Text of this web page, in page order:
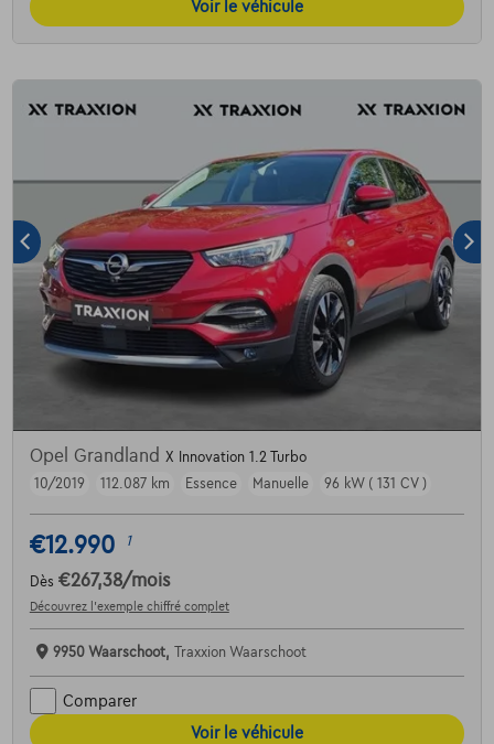
Voir le véhicule
Opel Grandland X Innovation 1.2 Turbo
10/2019
112.087 km Essence Manuelle 96 kW ( 131 CV )
€12.990 1
Dès €267,38/mois
Découvrez l’exemple chiffré complet
9950 Waarschoot, Traxxion Waarschoot
Comparer
Voir le véhicule